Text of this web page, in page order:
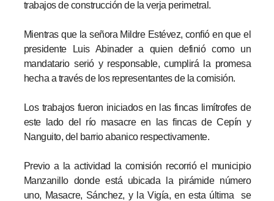
trabajos de construcción de la verja perimetral.
Mientras que la señora Mildre Estévez, confió en que el
presidente Luis Abinader a quien definió como un
mandatario serió y responsable, cumplirá la promesa
hecha a través de los representantes de la comisión.
Los trabajos fueron iniciados en las fincas limítrofes de
este lado del río masacre en las fincas de Cepín y
Nanguito, del barrio abanico respectivamente.
Previo a la actividad la comisión recorrió el municipio
Manzanillo donde está ubicada la pirámide número
uno, Masacre, Sánchez, y la Vigía, en esta última se